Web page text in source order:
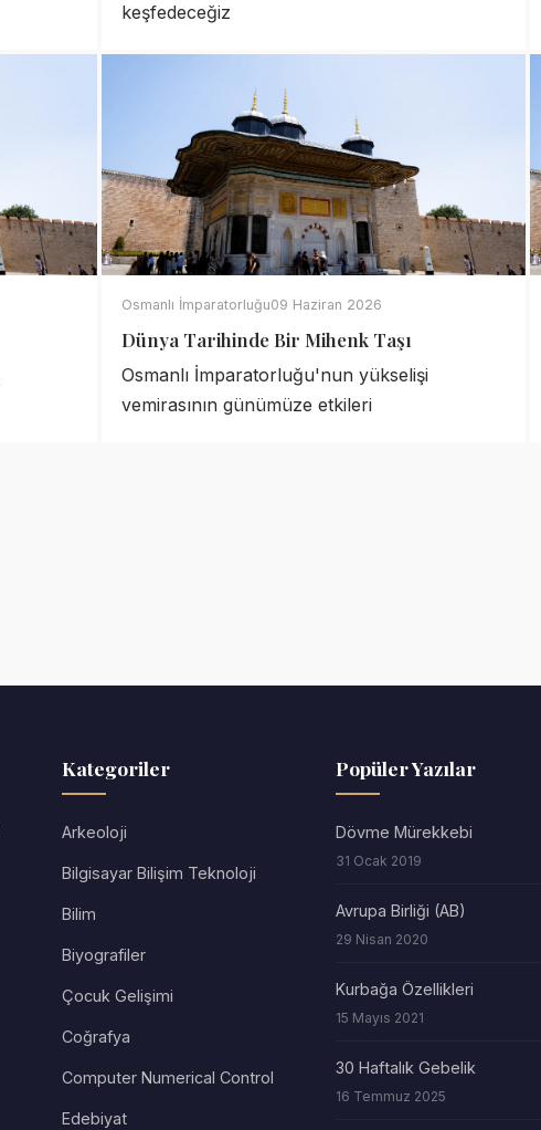
keşfedeceğiz
Osmanlı İmparatorluğu09 Haziran 2026
Dünya Tarihinde Bir Mihenk Taşı
Osmanlı İmparatorluğu'nun yükselişi
vemirasının günümüze etkileri
Kategoriler
Arkeoloji
Bilgisayar Bilişim Teknoloji
Bilim
Biyografiler
Çocuk Gelişimi
Coğrafya
Computer Numerical Control
Edebiyat
Popüler Yazılar
Dövme Mürekkebi
31 Ocak 2019
Avrupa Birliği (AB)
29 Nisan 2020
Kurbağa Özellikleri
15 Mayıs 2021
30 Haftalık Gebelik
16 Temmuz 2025